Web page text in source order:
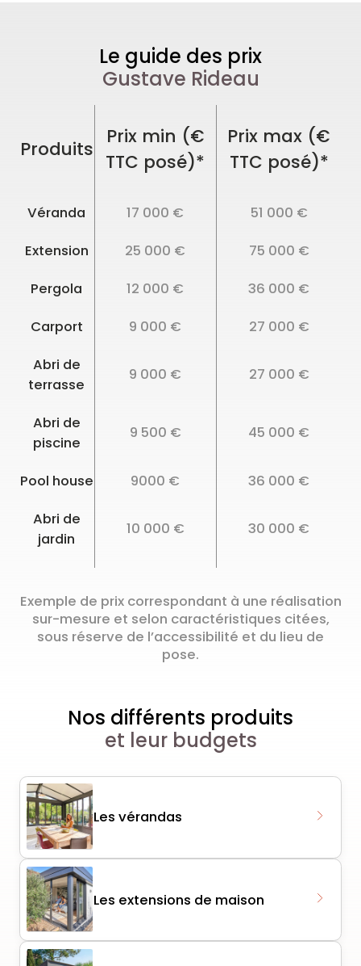
Le guide des prix
Gustave Rideau
Produits
Prix min (€
TTC posé)*
Prix max (€
TTC posé)*
Véranda 17 000 €
51 000 €
Extension
25 000 €
75 000 €
Pergola
12 000 €
36 000 €
Carport
9 000 €
27 000 €
Abri de
terrasse
9 000 € 27 000 €
Abri de
piscine
9 500 € 45 000 €
Pool house 9000 €
36 000 €
Abri de
jardin
10 000 € 30 000 €
Exemple de prix correspondant à une réalisation
sur-mesure et selon caractéristiques citées,
sous réserve de l’accessibilité et du lieu de
pose.
Nos différents produits
et leur budgets
Les vérandas
Les extensions de maison